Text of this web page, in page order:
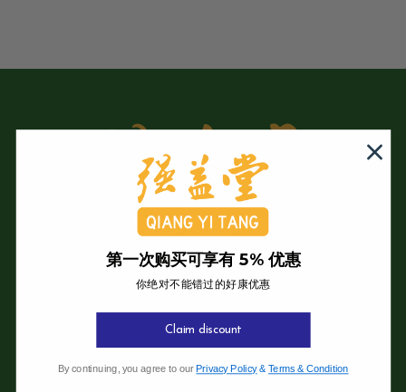
强益堂全息中医诊所(槟岛)
第一次购买可享有 5% 优惠
你绝对不能错过的好康优惠
Claim discount
By continuing, you agree to our Privacy Policy&Terms & Condition